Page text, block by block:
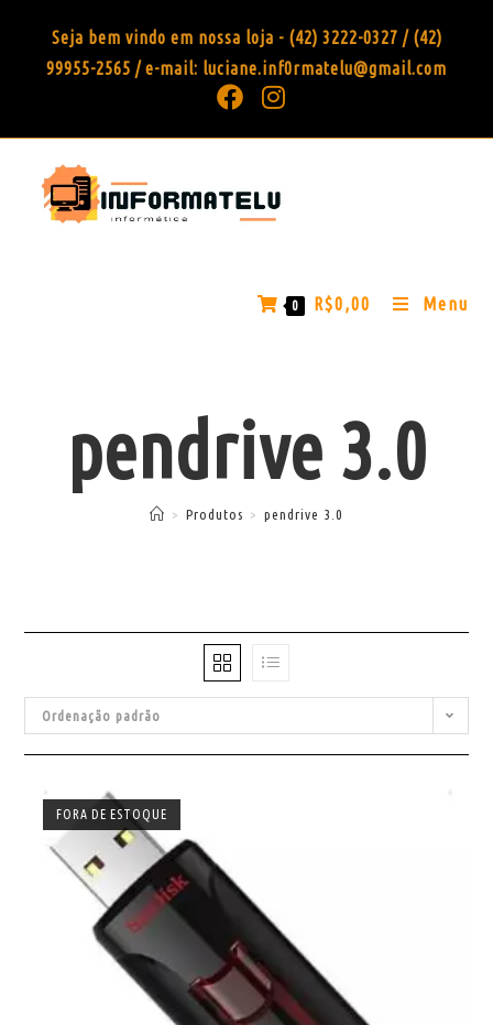
Seja bem vindo em nossa loja - (42) 3222-0327 / (42)
99955-2565 / e-mail: luciane.inf0rmatelu@gmail.com
0 R$0,00 Menu
pendrive 3.0
> Produtos > pendrive 3.0
Ordenação padrão
FORA DE ESTOQUE